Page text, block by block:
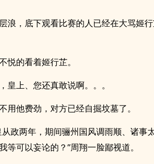
浪，底下观看比赛的人已经在大骂姬
悦的看着姬行芷。
皇上、您还真敢说啊。。。
用他费劲，对方已经自掘坟墓了。
政两年，期间骊州国风调雨顺、诸事
可以妄论的？”周翔一脸鄙视道。